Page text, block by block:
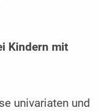
Kindern mit
univariaten und